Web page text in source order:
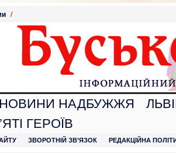
/
НОВИНИ НАДБУЖЖЯ
ГЕРОЇВ
ЗВОРОТНІЙ ЗВ’ЯЗОК РЕДАКЦІЙНА